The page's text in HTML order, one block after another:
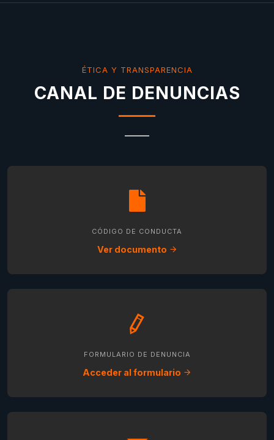
ÉTICA Y TRANSPARENCIA
CANAL DE DENUNCIAS
CÓDIGO DE CONDUCTA
Ver documento
FORMULARIO DE DENUNCIA
Acceder al formulario